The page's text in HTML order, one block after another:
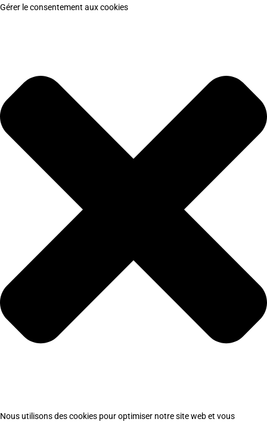
Gérer le consentement aux cookies
Nous utilisons des cookies pour optimiser notre site web et vous